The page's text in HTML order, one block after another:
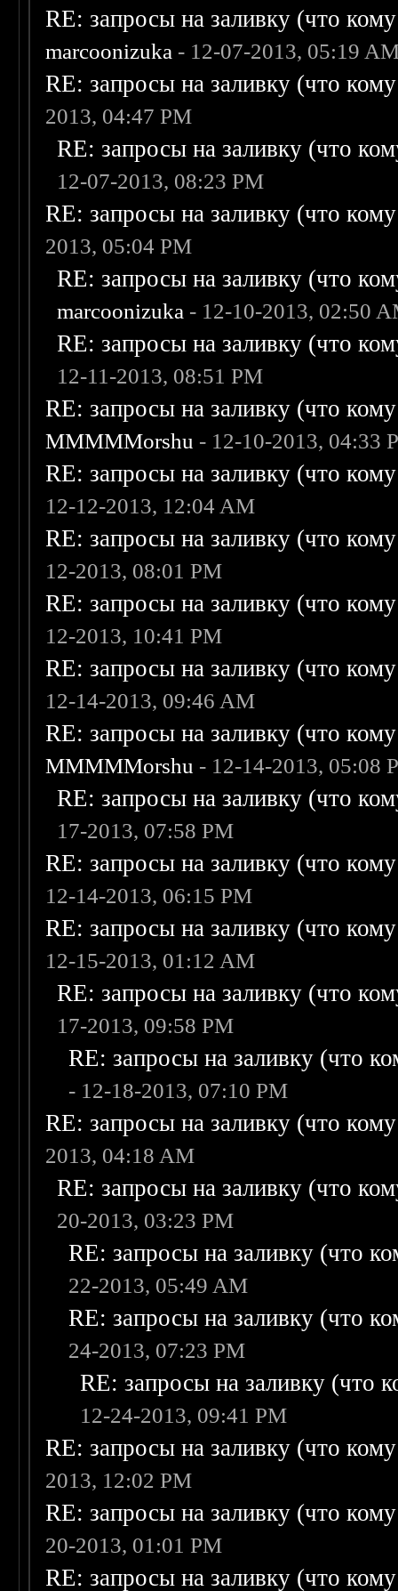
RE: запросы на заливку (что
marcoonizuka - 12-07-2013, 05:19
RE: запросы на заливку (что
2013, 04:47 PM
RE: запросы на заливку (что
12-07-2013, 08:23 PM
RE: запросы на заливку (что
2013, 05:04 PM
RE: запросы на заливку (что
marcoonizuka - 12-10-2013, 02:50
RE: запросы на заливку (что
12-11-2013, 08:51 PM
RE: запросы на заливку (что
MMMMMorshu - 12-10-2013, 04:33
RE: запросы на заливку (что
12-12-2013, 12:04 AM
RE: запросы на заливку (что
12-2013, 08:01 PM
RE: запросы на заливку (что
12-2013, 10:41 PM
RE: запросы на заливку (что
12-14-2013, 09:46 AM
RE: запросы на заливку (что
MMMMMorshu - 12-14-2013, 05:08
RE: запросы на заливку (что
17-2013, 07:58 PM
RE: запросы на заливку (что
12-14-2013, 06:15 PM
RE: запросы на заливку (что
12-15-2013, 01:12 AM
RE: запросы на заливку (что
17-2013, 09:58 PM
RE: запросы на заливку (что
- 12-18-2013, 07:10 PM
RE: запросы на заливку (что
2013, 04:18 AM
RE: запросы на заливку (что
20-2013, 03:23 PM
RE: запросы на заливку (что
22-2013, 05:49 AM
RE: запросы на заливку (что
24-2013, 07:23 PM
RE: запросы на заливку (что
12-24-2013, 09:41 PM
RE: запросы на заливку (что
2013, 12:02 PM
RE: запросы на заливку (что
20-2013, 01:01 PM
RE: запросы на заливку (что